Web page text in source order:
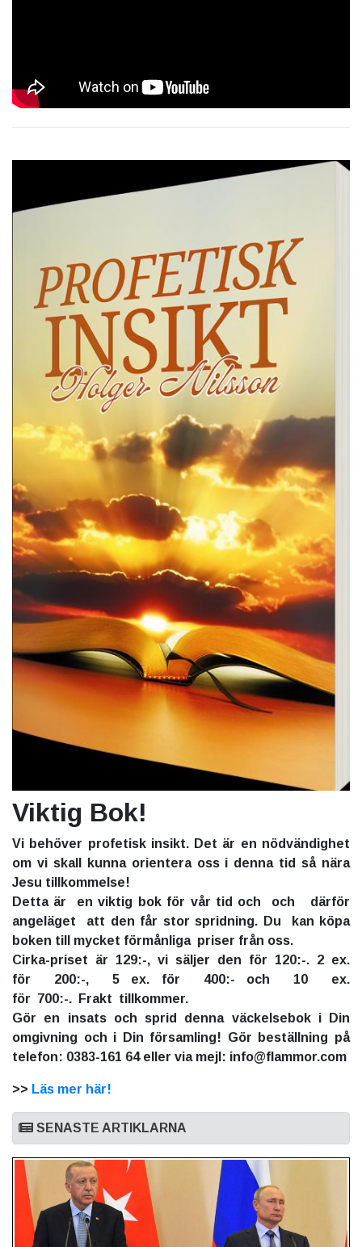
Viktig Bok!
Vi behöver profetisk insikt. Det är en nödvändighet
om vi skall kunna orientera oss i denna tid så nära
Jesu tillkommelse!
Detta är en viktig bok för vår tid och och därför
angeläget att den får stor spridning. Du kan köpa
boken till mycket förmånliga priser från oss.
Cirka-priset är 129:-, vi säljer den för 120:-. 2 ex.
för 200:-, 5 ex. för 400:- och 10 ex.
för 700:-. Frakt tillkommer.
Gör en insats och sprid denna väckelsebok i Din
omgivning och i Din församling! Gör beställning på
telefon: 0383-161 64 eller via mejl: info@flammor.com
>> Läs mer här!
SENASTE ARTIKLARNA